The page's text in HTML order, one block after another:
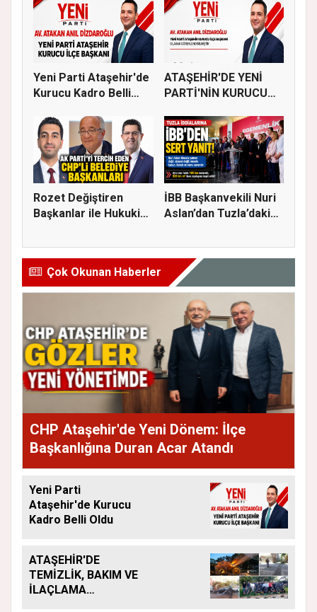
Yeni Parti Ataşehir'de
Kurucu Kadro Belli
ATAŞEHİR'DE YENİ
PARTİ'NİN KURUCU
Rozet Değiştiren
Başkanlar ile Hukuki
İBB Başkanvekili Nuri
Aslan’dan Tuzla’daki
Çok Okunan Haberler
CHP Ataşehir'de Yeni Dönem: İlçe
Başkanlığına Duran Acar Atandı
Yeni Parti
Ataşehir'de Kurucu
Kadro Belli Oldu
ATAŞEHİR'DE
TEMİZLİK, BAKIM VE
İLAÇLAMA